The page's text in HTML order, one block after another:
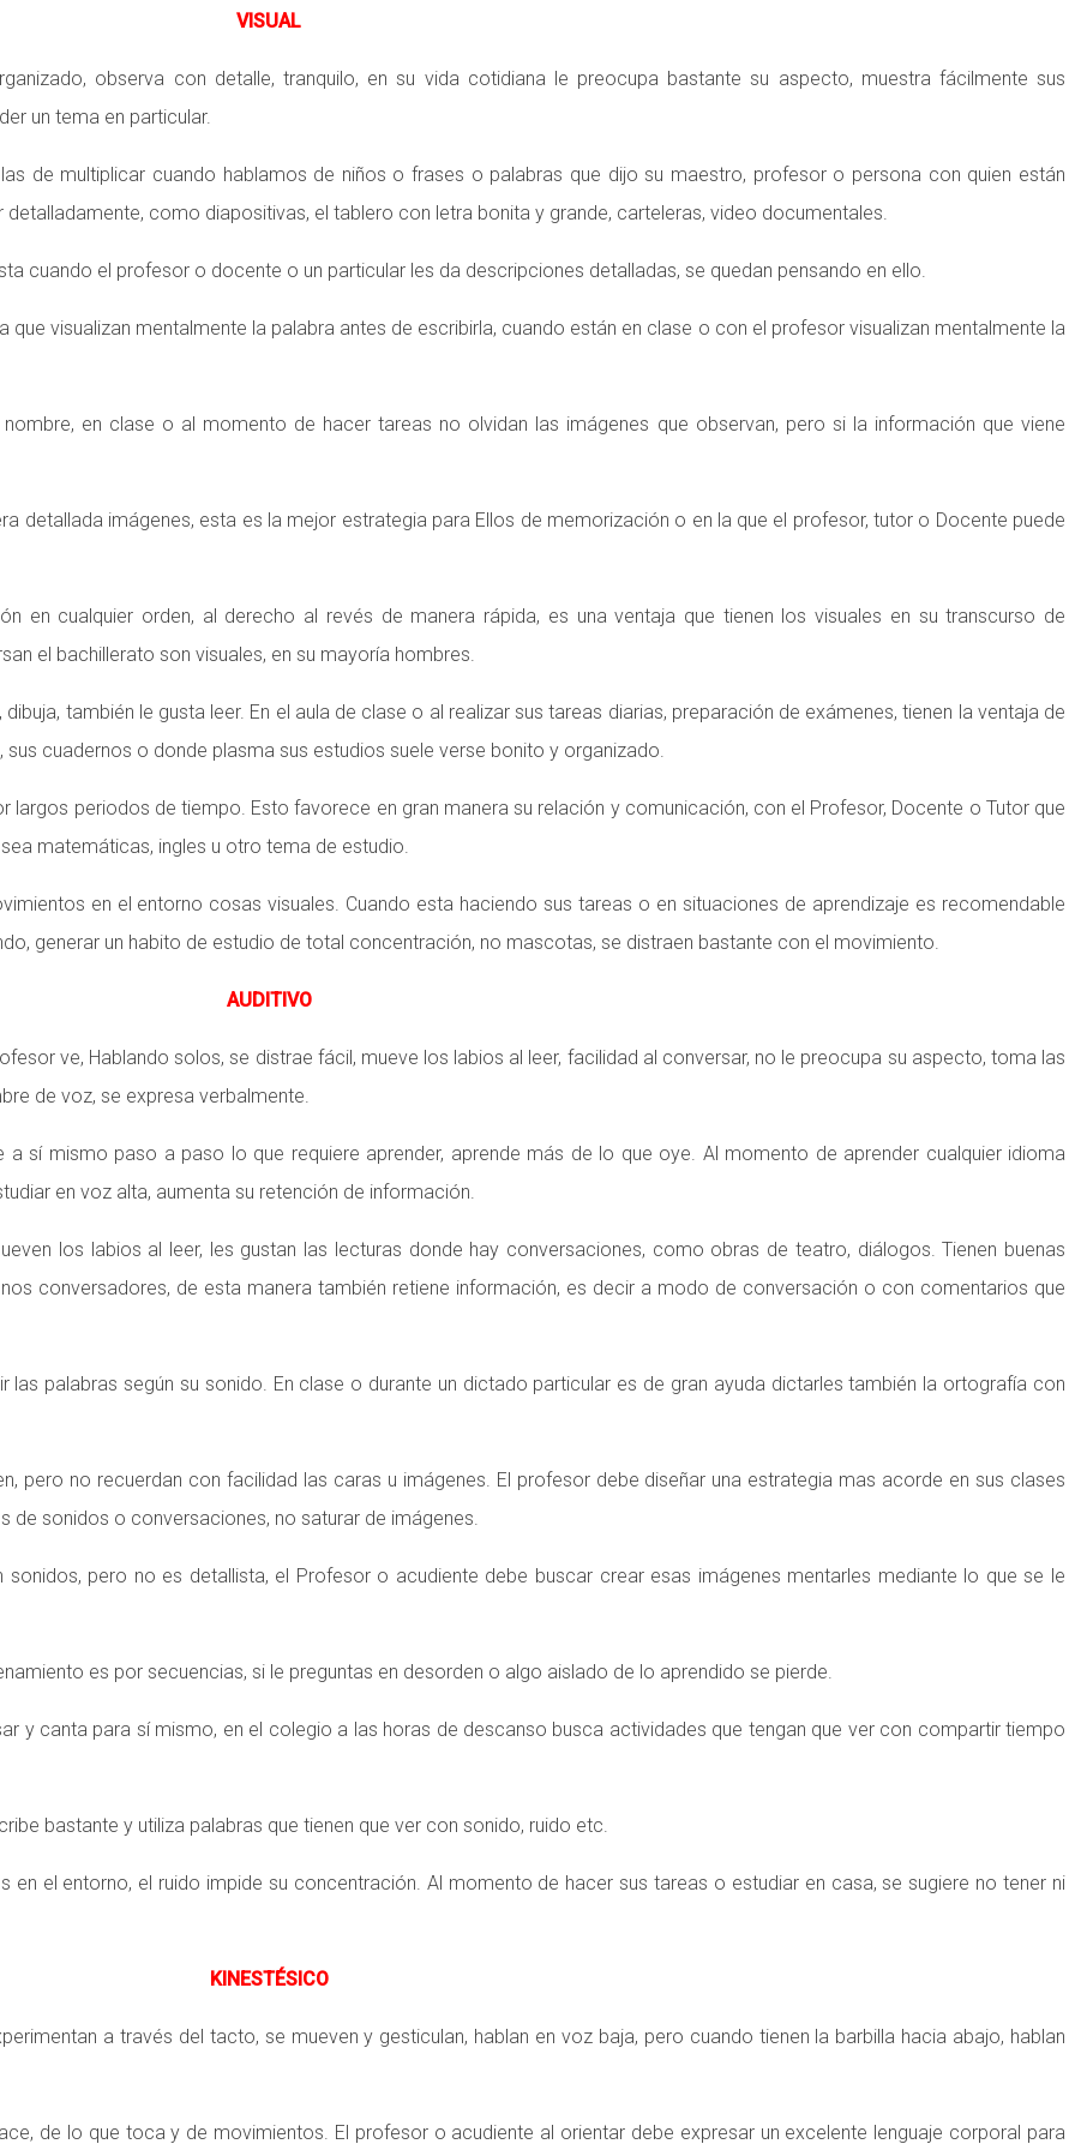
VISUAL
observa con detalle, tranquilo, en su vida cotidiana le preocupa bastante su aspecto, muestra fácilmente sus
un tema en particular.
de multiplicar cuando hablamos de niños o frases o palabras que dijo su maestro, profesor o persona con quien están
como diapositivas, el tablero con letra bonita y grande, carteleras, video documentales.
cuando el profesor o docente o un particular les da descripciones detalladas, se quedan pensando en ello.
visualizan mentalmente la palabra antes de escribirla, cuando están en clase o con el profesor visualizan mentalmente la
en clase o al momento de hacer tareas no olvidan las imágenes que observan, pero si la información que viene
detallada imágenes, esta es la mejor estrategia para Ellos de memorización o en la que el profesor, tutor o Docente puede
en cualquier orden, al derecho al revés de manera rápida, es una ventaja que tienen los visuales en su transcurso de
el bachillerato son visuales, en su mayoría hombres.
también le gusta leer. En el aula de clase o al realizar sus tareas diarias, preparación de exámenes, tienen la ventaja de
cuadernos o donde plasma sus estudios suele verse bonito y organizado.
largos periodos de tiempo. Esto favorece en gran manera su relación y comunicación, con el Profesor, Docente o Tutor que
matemáticas, ingles u otro tema de estudio.
en el entorno cosas visuales. Cuando esta haciendo sus tareas o en situaciones de aprendizaje es recomendable
generar un habito de estudio de total concentración, no mascotas, se distraen bastante con el movimiento.
AUDITIVO
ve, Hablando solos, se distrae fácil, mueve los labios al leer, facilidad al conversar, no le preocupa su aspecto, toma las
de voz, se expresa verbalmente.
sí mismo paso a paso lo que requiere aprender, aprende más de lo que oye. Al momento de aprender cualquier idioma
en voz alta, aumenta su retención de información.
los labios al leer, les gustan las lecturas donde hay conversaciones, como obras de teatro, diálogos. Tienen buenas
conversadores, de esta manera también retiene información, es decir a modo de conversación o con comentarios que
palabras según su sonido. En clase o durante un dictado particular es de gran ayuda dictarles también la ortografía con
pero no recuerdan con facilidad las caras u imágenes. El profesor debe diseñar una estrategia mas acorde en sus clases
de sonidos o conversaciones, no saturar de imágenes.
pero no es detallista, el Profesor o acudiente debe buscar crear esas imágenes mentarles mediante lo que se le
es por secuencias, si le preguntas en desorden o algo aislado de lo aprendido se pierde.
y canta para sí mismo, en el colegio a las horas de descanso busca actividades que tengan que ver con compartir tiempo
bastante y utiliza palabras que tienen que ver con sonido, ruido etc.
el entorno, el ruido impide su concentración. Al momento de hacer sus tareas o estudiar en casa, se sugiere no tener ni
KINESTÉSICO
a través del tacto, se mueven y gesticulan, hablan en voz baja, pero cuando tienen la barbilla hacia abajo, hablan
de lo que toca y de movimientos. El profesor o acudiente al orientar debe expresar un excelente lenguaje corporal para